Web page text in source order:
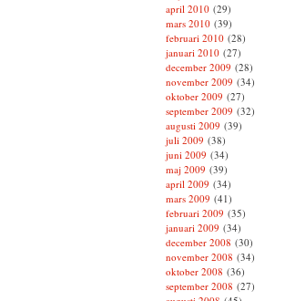
april 2010(29)
mars 2010(39)
februari 2010(28)
januari 2010(27)
december 2009 (28)
november 2009 (34)
oktober 2009 (27)
september 2009 (32)
augusti 2009 (39)
juli 2009 (38)
juni 2009 (34)
maj 2009 (39)
april 2009 (34)
mars 2009 (41)
februari 2009 (35)
januari 2009 (34)
december 2008 (30)
november 2008 (34)
oktober 2008 (36)
september 2008 (27)